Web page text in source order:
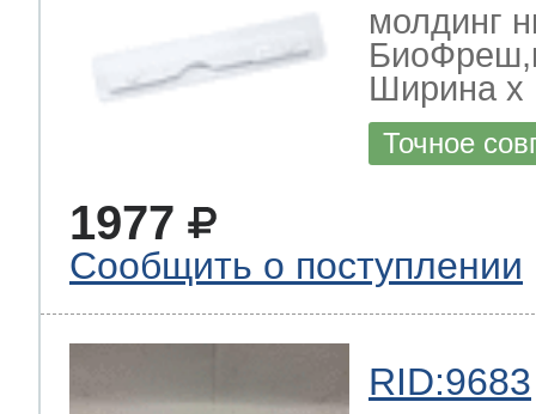
молдинг
Ширина х
Точное
1977
Сообщить о поступлении
RID:9683